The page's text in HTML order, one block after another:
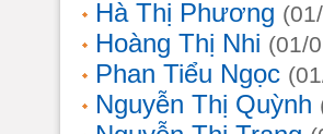
Hà Thị Phương
Hoàng Thị Nhi (01/
Phan Tiểu Ngọc
Nguyễn Thị Quỳnh